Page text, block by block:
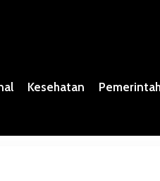
Kesehatan